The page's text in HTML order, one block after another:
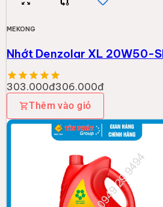
MEKONG
Nhớt Denzolar XL 20W50-
303.000đ306.000đ
Thêm vào giỏ